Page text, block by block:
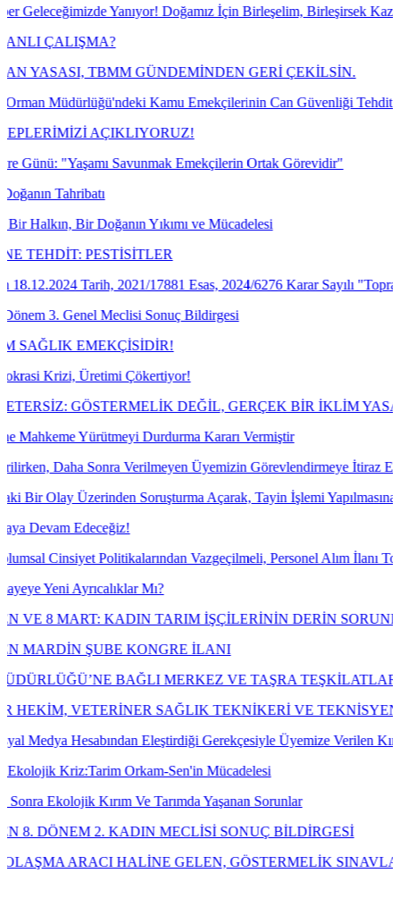
Yanıyor! Doğamız İçin Birleşelim, Birleşirsek Kazanırız!
TBMM GÜNDEMİNDEN GERİ ÇEKİLSİN.
Kamu Emekçilerinin Can Güvenliği Tehdit Altında!
AÇIKLIYORUZ!
Savunmak Emekçilerin Ortak Görevidir"
Bir Doğanın Yıkımı ve Mücadelesi
PESTİSİTLER
Tarih, 2021/17881 Esas, 2024/6276 Karar Sayılı "Toprak
Meclisi Sonuç Bildirgesi
EMEKÇİSİDİR!
Üretimi Çökertiyor!
DEĞİL, GERÇEK BİR İKLİM YASASI
Yürütmeyi Durdurma Kararı Vermiştir
Sonra Verilmeyen Üyemizin Görevlendirmeye İtiraz Ederek
Üzerinden Soruşturma Açarak, Tayin İşlemi Yapılmasına
Edeceğiz!
Politikalarından Vazgeçilmeli, Personel Alım İlanı Toplumsal
Ayrıcalıklar Mı?
KADIN TARIM İŞÇİLERİNİN DERİN SORUNLARI
ŞUBE KONGRE İLANI
BAĞLI MERKEZ VE TAŞRA TEŞKİLATLARINDA
VETERİNER SAĞLIK TEKNİKERİ VE
Hesabından Eleştirdiği Gerekçesiyle Üyemize Verilen Kınama
Orkam-Sen'in Mücadelesi
Kırım Ve Tarımda Yaşanan Sorunlar
2. KADIN MECLİSİ SONUÇ BİLDİRGESİ
HALİNE GELEN, GÖSTERMELİK SINAVLAR